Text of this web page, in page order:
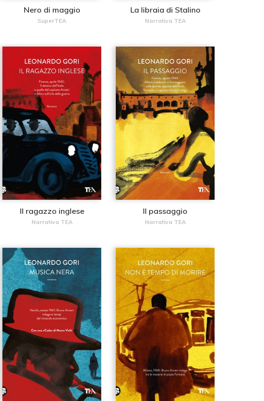
Nero di maggio
SuperTEA
La libraia di Stalino
Narrativa TEA
Il ragazzo inglese
Narrativa TEA
Il passaggio
Narrativa TEA